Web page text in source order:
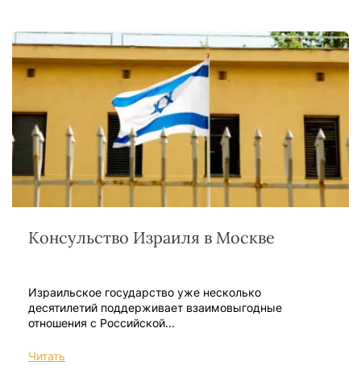
Консульство Израиля в Москве
Израильское государство уже несколько
десятилетий поддерживает взаимовыгодные
отношения с Российской...
Читать